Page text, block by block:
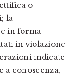
o
la
in forma
in violazione
indicate
a conoscenza,